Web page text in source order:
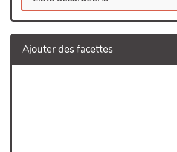
Ajouter des facettes